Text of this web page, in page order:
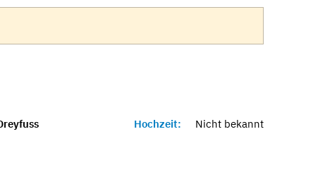
Hochzeit: Nicht bekannt